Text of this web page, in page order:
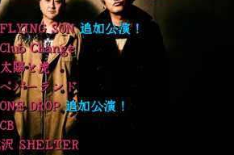
SON 追加公演！
Change
陽と虎
パーランド
DROP追加公演！
SHELTER